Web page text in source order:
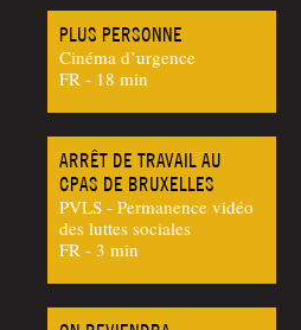
PLUS PERSONNE
Cinéma d’urgence
FR - 18 min
ARRÊT DE TRAVAIL AU
CPAS DE BRUXELLES
PVLS - Permanence vidéo
des luttes sociales
FR - 3 min